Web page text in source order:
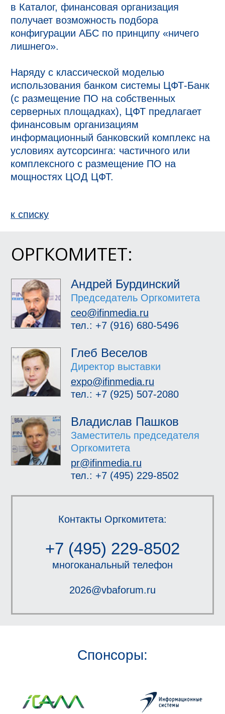
ОРГКОМИТЕТ:
Андрей Бурдинский
Председатель Оргкомитета
ceo@ifinmedia.ru
тел.: +7 (916) 680-5496
Глеб Веселов
Директор выставки
expo@ifinmedia.ru
тел.: +7 (925) 507-2080
Владислав Пашков
Заместитель председателя
Оргкомитета
pr@ifinmedia.ru
тел.: +7 (495) 229-8502
Контакты Оргкомитета:
+7 (495) 229-8502
многоканальный телефон
2026@vbaforum.ru
в Каталог, финансовая организация
получает возможность подбора
конфигурации АБС по принципу «ничего
лишнего».
Наряду с классической моделью
использования банком системы ЦФТ-Банк
(с размещение ПО на собственных
серверных площадках), ЦФТ предлагает
финансовым организациям
информационный банковский комплекс на
условиях аутсорсинга: частичного или
комплексного с размещение ПО на
мощностях ЦОД ЦФТ.
к спиcку
Спонсоры: